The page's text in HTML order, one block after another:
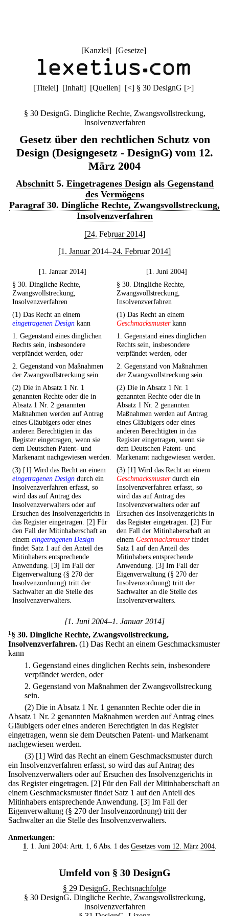
[Kanzlei] [Gesetze]
[Titelei] [Inhalt] [Quellen] [<] § 30 DesignG [>]
§ 30 DesignG. Dingliche Rechte, Zwangsvollstreckung,
Insolvenzverfahren
Gesetz über den rechtlichen Schutz von
Design (Designgesetz - DesignG) vom 12.
März 2004
Abschnitt 5. Eingetragenes Design als Gegenstand
des Vermögens
Paragraf 30. Dingliche Rechte, Zwangsvollstreckung,
Insolvenzverfahren
[24. Februar 2014]
[1. Januar 2014–24. Februar 2014]
[1. Januar 2014]
[1. Juni 2004]
§ 30. Dingliche Rechte,
Zwangsvollstreckung,
Insolvenzverfahren
§ 30. Dingliche Rechte,
Zwangsvollstreckung,
Insolvenzverfahren
(1) Das Recht an einem
eingetragenen Design kann
(1) Das Recht an einem
Geschmacksmusterkann
1. Gegenstand eines dinglichen
Rechts sein, insbesondere
verpfändet werden, oder
1. Gegenstand eines dinglichen
Rechts sein, insbesondere
verpfändet werden, oder
2. Gegenstand von Maßnahmen
der Zwangsvollstreckung sein.
2. Gegenstand von Maßnahmen
der Zwangsvollstreckung sein.
(2) Die in Absatz 1 Nr. 1
genannten Rechte oder die in
Absatz 1 Nr. 2 genannten
Maßnahmen werden auf Antrag
eines Gläubigers oder eines
anderen Berechtigten in das
Register eingetragen, wenn sie
dem Deutschen Patent- und
Markenamt nachgewiesen werden.
(2) Die in Absatz 1 Nr. 1
genannten Rechte oder die in
Absatz 1 Nr. 2 genannten
Maßnahmen werden auf Antrag
eines Gläubigers oder eines
anderen Berechtigten in das
Register eingetragen, wenn sie
dem Deutschen Patent- und
Markenamt nachgewiesen werden.
(3) [1] Wird das Recht an einem
eingetragenen Design durch ein
Insolvenzverfahren erfasst, so
wird das auf Antrag des
Insolvenzverwalters oder auf
Ersuchen des Insolvenzgerichts in
das Register eingetragen. [2] Für
den Fall der Mitinhaberschaft an
einem eingetragenen Design
findet Satz 1 auf den Anteil des
Mitinhabers entsprechende
Anwendung. [3] Im Fall der
Eigenverwaltung (§ 270 der
Insolvenzordnung) tritt der
Sachwalter an die Stelle des
Insolvenzverwalters.
(3) [1] Wird das Recht an einem
Geschmacksmusterdurch ein
Insolvenzverfahren erfasst, so
wird das auf Antrag des
Insolvenzverwalters oder auf
Ersuchen des Insolvenzgerichts in
das Register eingetragen. [2] Für
den Fall der Mitinhaberschaft an
einem Geschmacksmusterfindet
Satz 1 auf den Anteil des
Mitinhabers entsprechende
Anwendung. [3] Im Fall der
Eigenverwaltung (§ 270 der
Insolvenzordnung) tritt der
Sachwalter an die Stelle des
Insolvenzverwalters.
[1. Juni 2004–1. Januar 2014]
1§ 30. Dingliche Rechte, Zwangsvollstreckung,
Insolvenzverfahren. (1) Das Recht an einem Geschmacksmuster
kann
1. Gegenstand eines dinglichen Rechts sein, insbesondere
verpfändet werden, oder
2. Gegenstand von Maßnahmen der Zwangsvollstreckung
sein.
(2) Die in Absatz 1 Nr. 1 genannten Rechte oder die in
Absatz 1 Nr. 2 genannten Maßnahmen werden auf Antrag eines
Gläubigers oder eines anderen Berechtigten in das Register
eingetragen, wenn sie dem Deutschen Patent- und Markenamt
nachgewiesen werden.
(3) [1] Wird das Recht an einem Geschmacksmuster durch
ein Insolvenzverfahren erfasst, so wird das auf Antrag des
Insolvenzverwalters oder auf Ersuchen des Insolvenzgerichts in
das Register eingetragen. [2] Für den Fall der Mitinhaberschaft an
einem Geschmacksmuster findet Satz 1 auf den Anteil des
Mitinhabers entsprechende Anwendung. [3] Im Fall der
Eigenverwaltung (§ 270 der Insolvenzordnung) tritt der
Sachwalter an die Stelle des Insolvenzverwalters.
Anmerkungen:
1. 1. Juni 2004: Artt. 1, 6 Abs. 1 des Gesetzes vom 12. März 2004.
Umfeld von § 30 DesignG
§ 29 DesignG. Rechtsnachfolge
§ 30 DesignG. Dingliche Rechte, Zwangsvollstreckung,
Insolvenzverfahren